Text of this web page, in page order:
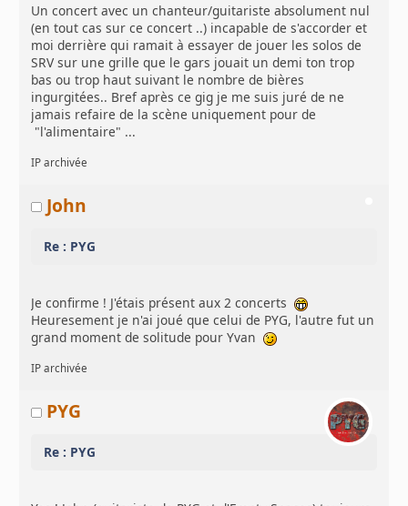
Un concert avec un chanteur/guitariste absolument nul
(en tout cas sur ce concert ..) incapable de s'accorder et
moi derrière qui ramait à essayer de jouer les solos de
SRV sur une grille que le gars jouait un demi ton trop
bas ou trop haut suivant le nombre de bières
ingurgitées.. Bref après ce gig je me suis juré de ne
jamais refaire de la scène uniquement pour de
"l'alimentaire" ...
IP archivée
John
Re : PYG
Je confirme ! J'étais présent aux 2 concerts
Heuresement je n'ai joué que celui de PYG, l'autre fut un
grand moment de solitude pour Yvan
IP archivée
PYG
Re : PYG